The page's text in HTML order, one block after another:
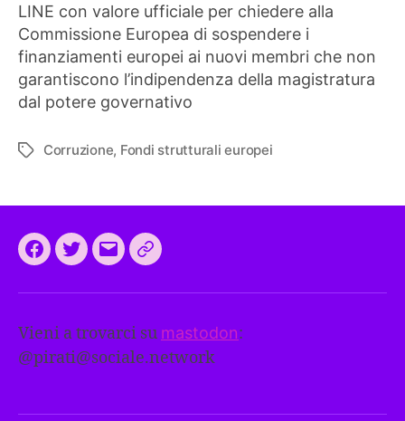
LINE con valore ufficiale per chiedere alla
Commissione Europea di sospendere i
finanziamenti europei ai nuovi membri che non
garantiscono l’indipendenza della magistratura
dal potere governativo
Tag Corruzione, Fondi strutturali europei
Facebook
TwitterEmailCEEP
programma
comune
Vieni a trovarci su mastodon:
@pirati@sociale.network